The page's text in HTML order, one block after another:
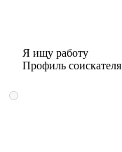
Я ищу работу
Профиль соискателя